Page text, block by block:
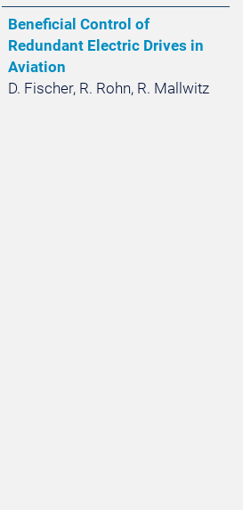
Beneficial Control of
Redundant Electric Drives in
Aviation
D. Fischer, R. Rohn, R. Mallwitz